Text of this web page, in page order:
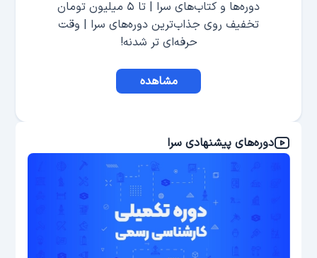
دوره‌ها و کتاب‌های سرا | تا ۵ میلیون تومان
تخفیف روی جذاب‌ترین دوره‌های سرا | وقت
حرفه‌ای تر شدنه!
مشاهده
دوره‌های پیشنهادی سرا